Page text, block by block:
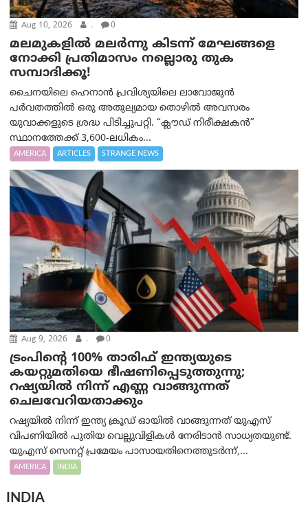
Aug 10, 2026 . 0
മലമുകളില്‍ മലര്‍ന്നു കിടന്ന് മേഘങ്ങളെ
നോക്കി പ്രതിമാസം നല്ലൊരു തുക
സമ്പാദിക്കൂ!
ചൈനയിലെ ഹെനാൻ പ്രവിശ്യയിലെ ലാവോജുൻ
പർവതത്തിൽ ഒരു അതുല്യമായ തൊഴിൽ അവസരം
യുവാക്കളുടെ ശ്രദ്ധ പിടിച്ചുപറ്റി. “ക്ലൗഡ് നിരീക്ഷകൻ”
സ്ഥാനത്തേക്ക് 3,600-ലധികം...
AMERICA ARTICLES STRANGE NEWS
Aug 9, 2026 . 0
ട്രം‌പിന്റെ 100% താരിഫ് ഇന്ത്യയുടെ
കയറ്റുമതിയെ ഭീഷണിപ്പെടുത്തുന്നു;
റഷ്യയിൽ നിന്ന് എണ്ണ വാങ്ങുന്നത്
ചെലവേറിയതാക്കും
റഷ്യയിൽ നിന്ന് ഇന്ത്യ ക്രൂഡ് ഓയിൽ വാങ്ങുന്നത് യുഎസ്
വിപണിയിൽ പുതിയ വെല്ലുവിളികൾ നേരിടാൻ സാധ്യതയുണ്ട്.
യുഎസ് സെനറ്റ് പ്രമേയം പാസായതിനെത്തുടർന്ന്,...
AMERICA INDIA
INDIA